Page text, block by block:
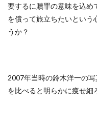
要するに贖罪の意味を込め
を償って旅立ちたいという
うか？
2007年当時の鈴木洋一の
を比べると明らかに痩せ細